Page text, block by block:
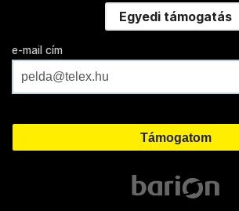
Egyedi támogatás
e-mail cím